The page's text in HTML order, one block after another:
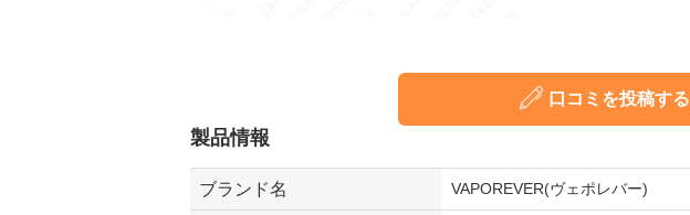
口コミを投稿する
製品情報
ブランド名 VAPOREVER(ヴェポレバー)